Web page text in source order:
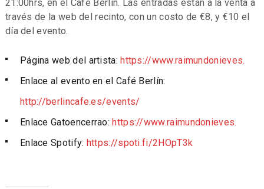
21:00hrs, en el Café Berlín. Las entradas están a la venta a
través de la web del recinto, con un costo de €8, y €10 el
día del evento.
Página web del artista:https://www.raimundonieves.
Enlace al evento en el Café Berlín:
http://berlincafe.es/events/
Enlace Gatoencerrao:https://www.raimundonieves.
Enlace Spotify: https://spoti.fi/2HOpT3k